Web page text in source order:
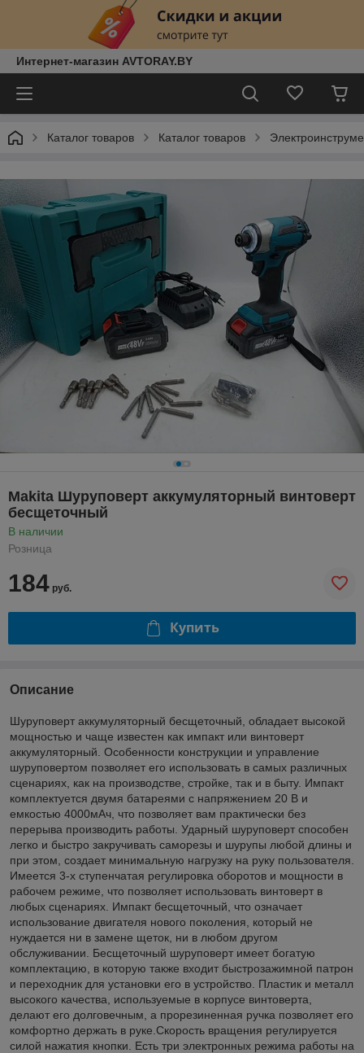
Интернет-магазин AVTORAY.BY
Каталог товаров Каталог товаров
Makita Шуруповерт аккумуляторный винтоверт
бесщеточный
В наличии
Розница
184 руб.
Купить
Описание
Шуруповерт аккумуляторный бесщеточный, обладает высокой
мощностью и чаще известен как импакт или винтоверт
аккумуляторный. Особенности конструкции и управление
шуруповертом позволяет его использовать в самых различных
сценариях, как на производстве, стройке, так и в быту. Импакт
комплектуется двумя батареями с напряжением 20 В и
емкостью 4000мАч, что позволяет вам практически без
перерыва производить работы. Ударный шуруповерт способен
легко и быстро закручивать саморезы и шурупы любой длины и
при этом, создает минимальную нагрузку на руку пользователя.
Имеется 3-х ступенчатая регулировка оборотов и мощности в
рабочем режиме, что позволяет использовать винтоверт в
любых сценариях. Импакт бесщеточный, что означает
использование двигателя нового поколения, который не
нуждается ни в замене щеток, ни в любом другом
обслуживании. Бесщеточный шуруповерт имеет богатую
комплектацию, в которую также входит быстрозажимной патрон
и переходник для установки его в устройство. Пластик и металл
высокого качества, используемые в корпусе винтоверта,
делают его долговечным, а прорезиненная ручка позволяет его
комфортно держать в руке.Скорость вращения регулируется
силой нажатия кнопки. Есть три электронных режима работы на